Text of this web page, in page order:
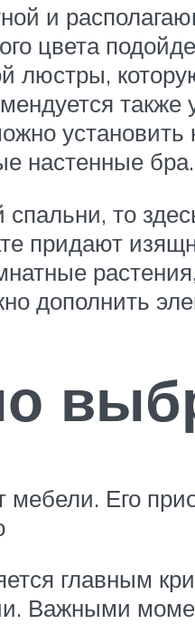
и
цвета
люстры,
установить
настенные бра.
то
придают
дополнить
Его
главным
Важными